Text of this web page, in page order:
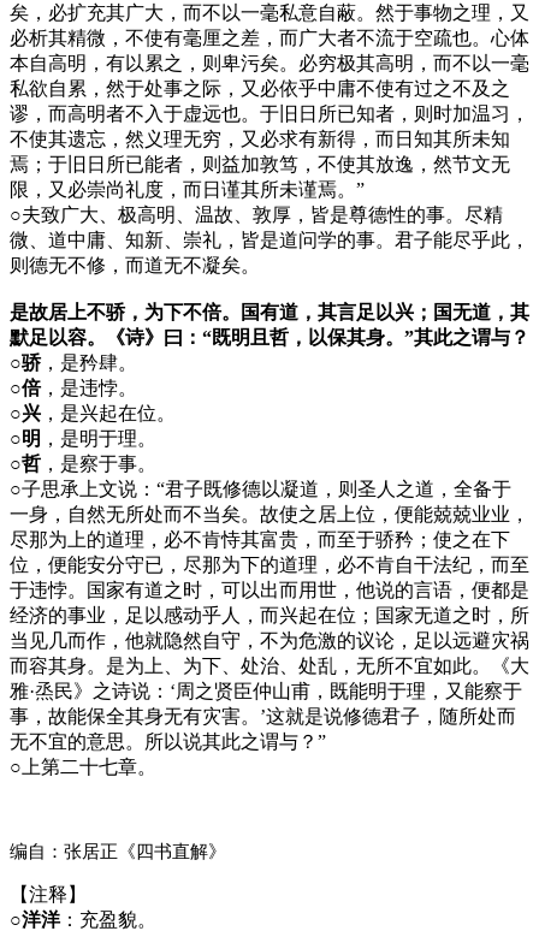
矣，必扩充其广大，而不以一毫私意自蔽。然于事物之理，又
必析其精微，不使有毫厘之差，而广大者不流于空疏也。心体
本自高明，有以累之，则卑污矣。必穷极其高明，而不以一毫
私欲自累，然于处事之际，又必依乎中庸不使有过之不及之
谬，而高明者不入于虚远也。于旧日所已知者，则时加温习，
不使其遗忘，然义理无穷，又必求有新得，而日知其所未知
焉；于旧日所已能者，则益加敦笃，不使其放逸，然节文无
限，又必崇尚礼度，而日谨其所未谨焉。”
○夫致广大、极高明、温故、敦厚，皆是尊德性的事。尽精
微、道中庸、知新、崇礼，皆是道问学的事。君子能尽乎此，
则德无不修，而道无不凝矣。
是故居上不骄，为下不倍。国有道，其言足以兴；国无道，其
默足以容。《诗》曰：“既明且哲，以保其身。”其此之谓与？
○骄，是矜肆。
○倍，是违悖。
○兴 ，是兴起在位。
○明 ，是明于理。
○哲 ，是察于事。
○子思承上文说：“君子既修德以凝道，则圣人之道，全备于
一身，自然无所处而不当矣。故使之居上位，便能兢兢业业，
尽那为上的道理，必不肯恃其富贵，而至于骄矜；使之在下
位，便能安分守已，尽那为下的道理，必不肯自干法纪，而至
于违悖。国家有道之时，可以出而用世，他说的言语，便都是
经济的事业，足以感动乎人，而兴起在位；国家无道之时，所
当见几而作，他就隐然自守，不为危激的议论，足以远避灾祸
而容其身。是为上、为下、处治、处乱，无所不宜如此。《大
雅·烝民》之诗说：‘周之贤臣仲山甫，既能明于理，又能察于
事，故能保全其身无有灾害。’这就是说修德君子，随所处而
无不宜的意思。所以说其此之谓与？”
○ 上第二十七章。
编自：张居正《四书直解》
【注释】
○洋洋：充盈貌。